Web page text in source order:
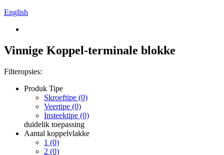
English
Vinnige Koppel-terminale blokke
Filteropsies:
Produk Tipe
Skroeftipe (0)
Veertipe (0)
Insteektipe (0)
duidelik toepassing
Aantal koppelvlakke
1 (0)
2 (0)